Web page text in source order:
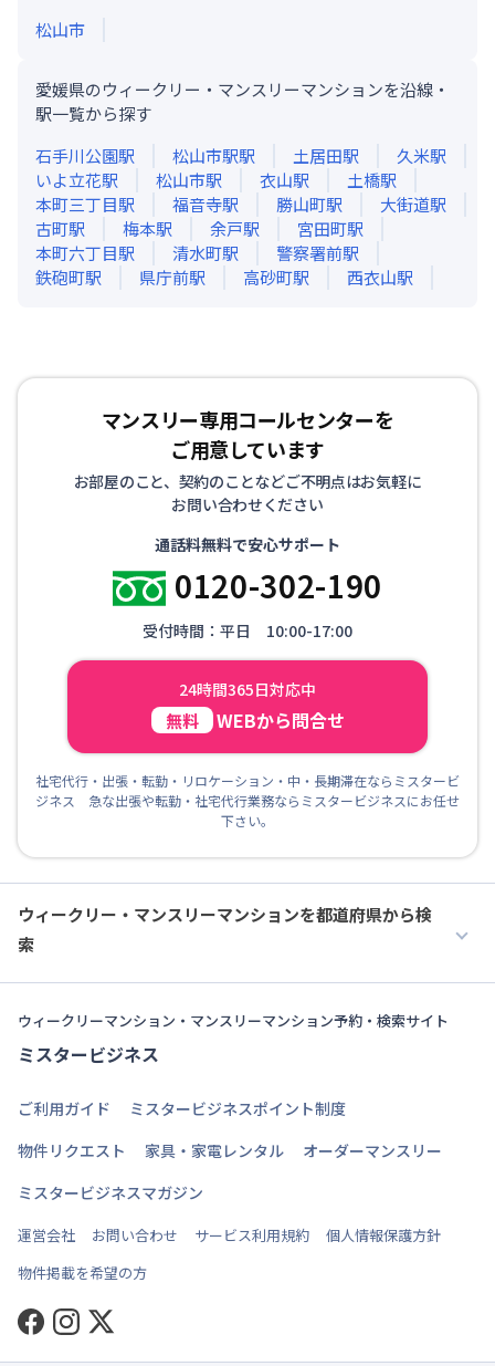
松山市
愛媛県のウィークリー・マンスリーマンションを沿線・
駅一覧から探す
石手川公園駅 松山市駅駅 土居田駅 久米駅
いよ立花駅 松山市駅 衣山駅 土橋駅
本町三丁目駅 福音寺駅 勝山町駅 大街道駅
古町駅 梅本駅 余戸駅 宮田町駅
本町六丁目駅 清水町駅 警察署前駅
鉄砲町駅 県庁前駅 高砂町駅 西衣山駅
マンスリー専用コールセンターを
ご用意しています
お部屋のこと、契約のことなどご不明点はお気軽に
お問い合わせください
通話料無料で安心サポート
0120-302-190
受付時間：平日 10:00-17:00
24時間365日対応中
無料 WEBから問合せ
社宅代行・出張・転勤・リロケーション・中・長期滞在ならミスタービ
ジネス 急な出張や転勤・社宅代行業務ならミスタービジネスにお任せ
下さい。
ウィークリー・マンスリーマンションを都道府県から検
索
ウィークリーマンション・マンスリーマンション予約・検索サイト
ミスタービジネス
ご利用ガイド
ミスタービジネスポイント制度
物件リクエスト
家具・家電レンタル
オーダーマンスリー
ミスタービジネスマガジン
運営会社 お問い合わせ サービス利用規約
個人情報保護方針
物件掲載を希望の方
Facebook
Instagram
Twitter